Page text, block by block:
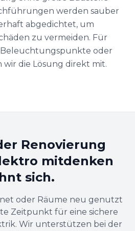
werden sauber
abgedichtet, um
zu vermeiden. Für
oder
die Lösung direkt mit.
Renovierung
mitdenken
sich.
oder Räume neu genutzt
Zeitpunkt für eine sichere
Wir unterstützen bei der